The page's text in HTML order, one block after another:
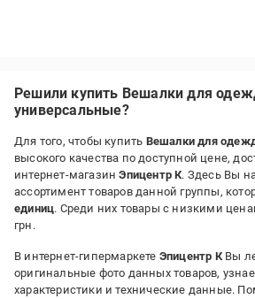
Решили купить Вешалки для
универсальные?
Для того, чтобы купить Вешалки для
высокого качества по доступной цене,
интернет-магазинЭпицентр К. Здесь Вы
ассортимент товаров данной группы,
единиц. Среди них товары с низкими
грн.
В интернет-гипермаркете Эпицентр КВы
оригинальные фото данных товаров,
характеристики и технические данные.